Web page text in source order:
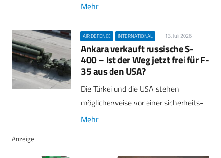
Mehr
AIR DEFENCE INTERNATIONAL 13. Juli 2026
Ankara verkauft russische S-
400 – Ist der Weg jetzt frei für F-
35 aus den USA?
Die Türkei und die USA stehen
möglicherweise vor einer sicherheits-…
Mehr
Anzeige